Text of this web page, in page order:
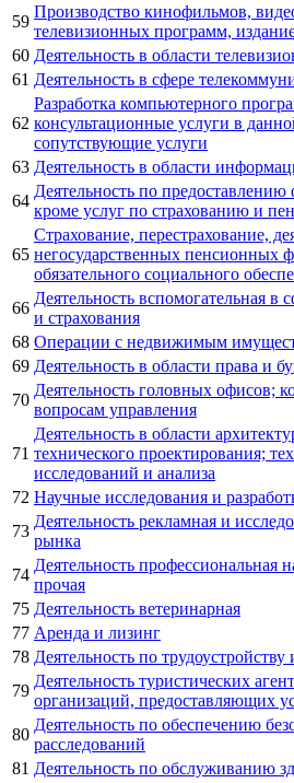
59
Производство кинофильмов,
телевизионных программ,
60 Деятельность в области
61 Деятельность в сфере
62
Разработка компьютерного
консультационные услуги в
сопутствующие услуги
63 Деятельность в области
64
Деятельность по
кроме услуг по страхованию и
65
Страхование, перестрахование,
негосударственных пенсионных
обязательного социального
66
Деятельность вспомогательная в
и страхования
68 Операции с недвижимым
69 Деятельность в области права и
70
Деятельность головных офисов;
вопросам управления
71
Деятельность в области
технического проектирования;
исследований и анализа
72 Научные исследования и
73
Деятельность рекламная и
рынка
74
Деятельность профессиональная
прочая
75 Деятельность ветеринарная
77 Аренда и лизинг
78 Деятельность по
79
Деятельность туристических
организаций, предоставляющих
80
Деятельность по обеспечению
расследований
81 Деятельность по обслуживанию